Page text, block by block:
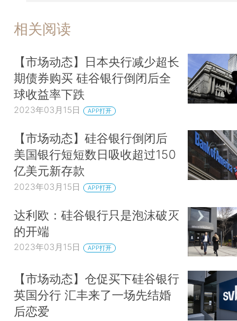
相关阅读
【市场动态】日本央行减少超长
期债券购买 硅谷银行倒闭后全
球收益率下跌
2023年03月15日 APP打开
【市场动态】硅谷银行倒闭后
美国银行短短数日吸收超过150
亿美元新存款
2023年03月15日 APP打开
达利欧：硅谷银行只是泡沫破灭
的开端
2023年03月15日 APP打开
【市场动态】仓促买下硅谷银行
英国分行 汇丰来了一场先结婚
后恋爱